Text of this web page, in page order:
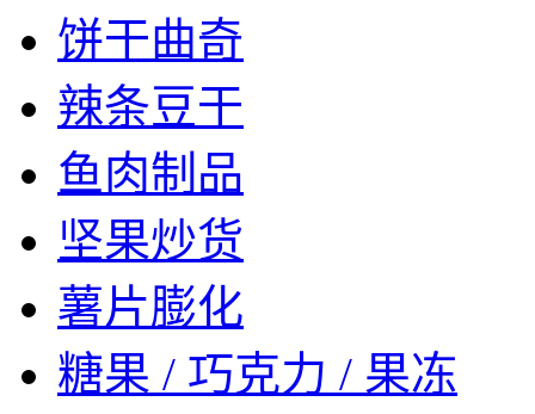
饼干曲奇
辣条豆干
鱼肉制品
坚果炒货
薯片膨化
糖果 / 巧克力 / 果冻